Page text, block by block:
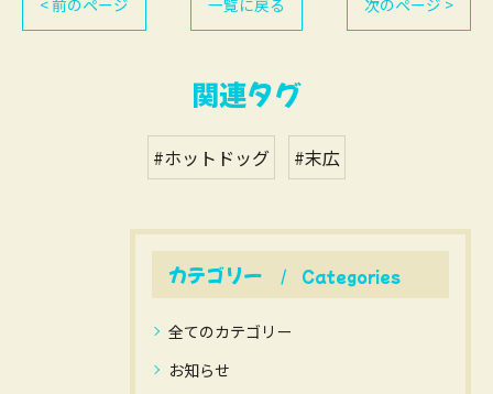
< 前のページ 一覧に戻る 次のページ >
関連タグ
#ホットドッグ #末広
カテゴリー Categories
全てのカテゴリー
お知らせ